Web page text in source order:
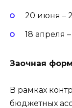
20 июня –
18 апреля
Заочная
В рамках
бюджетных